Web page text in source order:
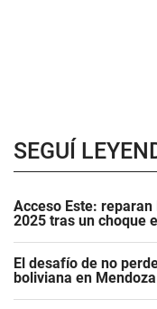
SEGUÍ
Acceso Este:
2025 tras un choque
El desafío de no
boliviana en Mendoza